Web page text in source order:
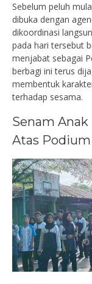
Sebelum peluh
dibuka dengan
dikoordinasi
pada hari tersebut
menjabat sebagai
berbagi ini terus
membentuk
terhadap sesama.
Senam
Atas Podium